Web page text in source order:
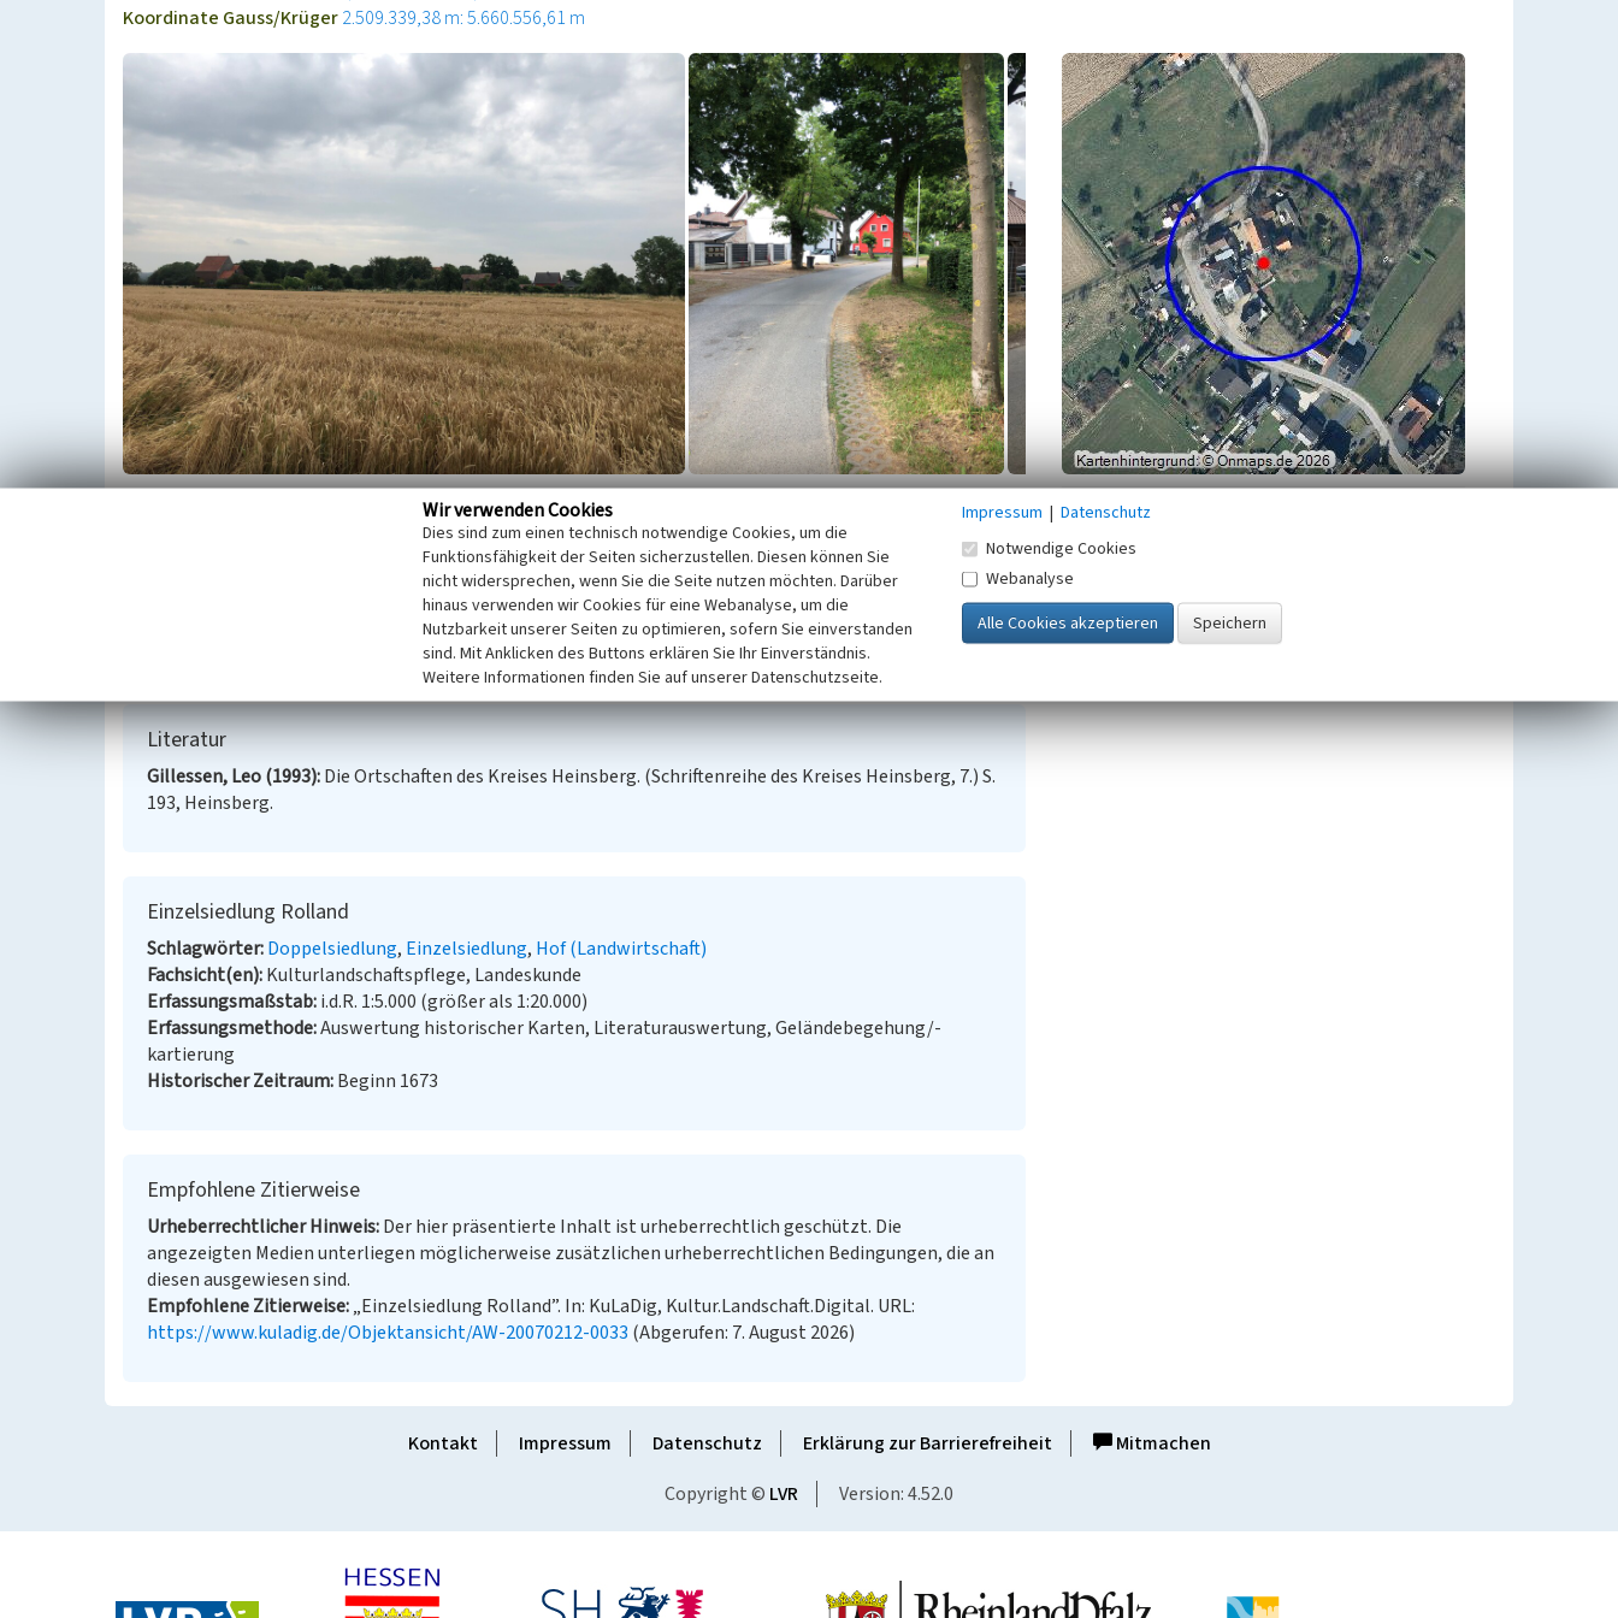
Koordinate Gauss/Krüger2.509.339,38 m: 5.660.556,61 m
Ursprünglich bestand die Einzelsiedlung aus einer Doppelhofanlage, auf der preußischen kartographischen
Neuaufnahme von 1895 ist sie als vierflügelige Einzelhofanlage dargestellt. Die ehemalige eigenständige
Hofanlage ist heute kaum noch strukturell erkennbar. Aufgrund der erhaltenen Bausubstanz des 18.
beziehungsweise 19. Jahrhunderts ist sie jedoch von großer kulturhistorischer Bedeutung.
(Burggraaff/Kleefeld: Kartierung zur Datenerfassung im Kreis Heinsberg 2001 im Auftrag des LVR-Fachbereich
Literatur
Gillessen, Leo (1993) Die Ortschaften des Kreises Heinsberg. (Schriftenreihe des Kreises Heinsberg, 7.) S.
193, Heinsberg.
Einzelsiedlung Rolland
Schlagwörter Doppelsiedlung Einzelsiedlung Hof (Landwirtschaft)
Fachsicht(en) Kulturlandschaftspflege, Landeskunde
Erfassungsmaßstab i.d.R. 1:5.000 (größer als 1:20.000)
Erfassungsmethode Auswertung historischer Karten, Literaturauswertung, Geländebegehung/-
kartierung
Historischer Zeitraum Beginn 1673
Empfohlene Zitierweise
Urheberrechtlicher Hinweis Der hier präsentierte Inhalt ist urheberrechtlich geschützt. Die
angezeigten Medien unterliegen möglicherweise zusätzlichen urheberrechtlichen Bedingungen, die an
diesen ausgewiesen sind.
Empfohlene Zitierweise „Einzelsiedlung Rolland”. In: KuLaDig, Kultur.Landschaft.Digital. URL:
https://www.kuladig.de/Objektansicht/AW-20070212-0033 (Abgerufen: 7. August 2026)
Kontakt Impressum Datenschutz Erklärung zur Barrierefreiheit
Mitmachen
Copyright © LVR Version: 4.52.0
Wir verwenden Cookies
Dies sind zum einen technisch notwendige Cookies, um die
Funktionsfähigkeit der Seiten sicherzustellen. Diesen können Sie
nicht widersprechen, wenn Sie die Seite nutzen möchten. Darüber
hinaus verwenden wir Cookies für eine Webanalyse, um die
Nutzbarkeit unserer Seiten zu optimieren, sofern Sie einverstanden
sind. Mit Anklicken des Buttons erklären Sie Ihr Einverständnis.
Weitere Informationen finden Sie auf unserer Datenschutzseite.
Impressum | Datenschutz
Notwendige Cookies
Webanalyse